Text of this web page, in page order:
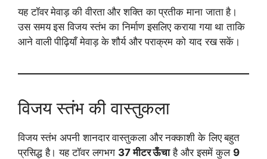
यह टॉवर मेवाड़ की वीरता और शक्ति का प्रतीक माना जाता है।
उस समय इस विजय स्तंभ का निर्माण इसलिए कराया गया था ताकि
आने वाली पीढ़ियाँ मेवाड़ के शौर्य और पराक्रम को याद रख सकें।
विजय स्तंभ की वास्तुकला
विजय स्तंभ अपनी शानदार वास्तुकला और नक्काशी के लिए बहुत
प्रसिद्ध है। यह टॉवर लगभग 37 मीटर ऊँचाहै और इसमें कुल 9